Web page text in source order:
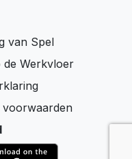
van Spel
de Werkvloer
voorwaarden